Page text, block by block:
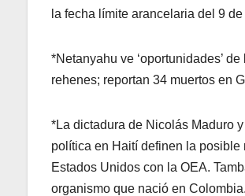
la fecha límite arancelaria del 9
*Netanyahu ve ‘oportunidades’ de
rehenes; reportan 34 muertos en
*La dictadura de Nicolás Maduro
política en Haití definen la posible
Estados Unidos con la OEA.
organismo que nació en Colombia.